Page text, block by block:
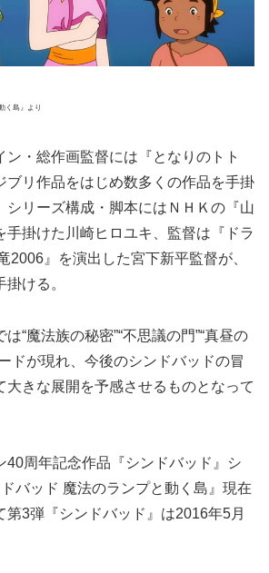
く島』より
ン・総作画監督には『となりのトト
ブリ作品をはじめ数多くの作品を手掛
シリーズ構成・脚本にはＮＨＫの『山
手掛けた川崎ヒロユキ、監督は『ドラ
2006』を演出した宮下新平監督が、
ける。
“魔法族の秘密”“不思議の門”“真昼の
ドが現れ、今後のシンドバッドの冒
大きな展開を予感させるものとなって
40周年記念作品『シンドバッド』シ
バッド 魔法のランプと動く島』現在
第3弾『シンドバッド』は2016年5月